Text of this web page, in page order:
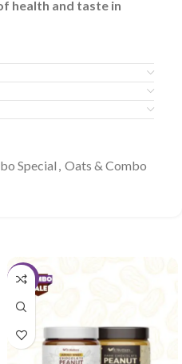
health and taste in
Special , Oats & Combo
-10%